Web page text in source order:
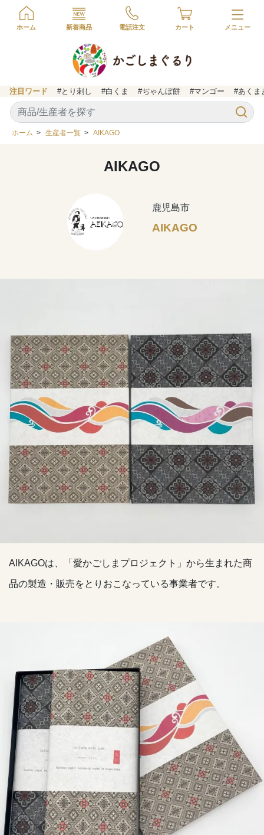
ホーム 新着商品 電話注文 カート
注目ワード #とり刺し #白くま #ぢゃんぼ餅 #マンゴー #あくま
ホーム > 生産者一覧 > AIKAGO
AIKAGO
鹿児島市
AIKAGO
AIKAGOは、「愛かごしまプロジェクト」から生まれた商
品の製造・販売をとりおこなっている事業者です。